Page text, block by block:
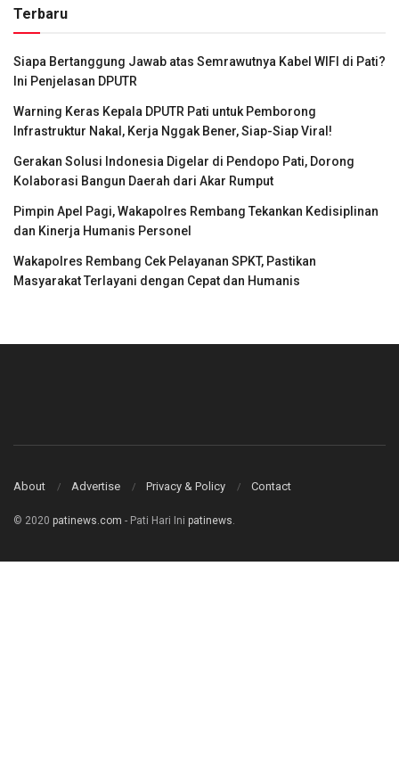
Terbaru
Siapa Bertanggung Jawab atas Semrawutnya Kabel WIFI di Pati?
Ini Penjelasan DPUTR
Warning Keras Kepala DPUTR Pati untuk Pemborong
Infrastruktur Nakal, Kerja Nggak Bener, Siap-Siap Viral!
Gerakan Solusi Indonesia Digelar di Pendopo Pati, Dorong
Kolaborasi Bangun Daerah dari Akar Rumput
Pimpin Apel Pagi, Wakapolres Rembang Tekankan Kedisiplinan
dan Kinerja Humanis Personel
Wakapolres Rembang Cek Pelayanan SPKT, Pastikan
Masyarakat Terlayani dengan Cepat dan Humanis
About Advertise Privacy & Policy Contact
© 2020 patinews.com - Pati Hari Ini patinews